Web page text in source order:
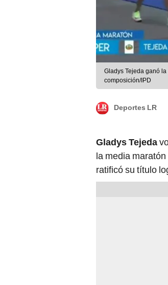
Gladys Tejeda ganó
composición/IPD
Deportes LR
Gladys Tejeda
la media
ratificó su título